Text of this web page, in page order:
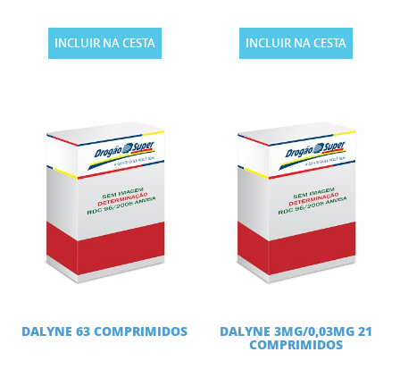
INCLUIR NA CESTA INCLUIR NA CESTA
DALYNE 63 COMPRIMIDOS DALYNE 3MG/0,03MG 21
COMPRIMIDOS